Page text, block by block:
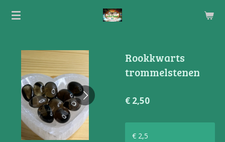
Ga
hoofdinhoud
Rookkwarts
trommelstenen
€ 2,50
€ 2,5